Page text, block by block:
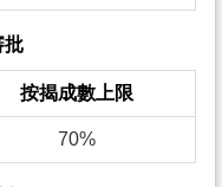
批
按揭成數上限
70%